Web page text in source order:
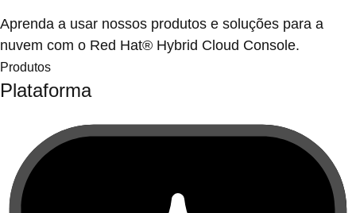
Aprenda a usar nossos produtos e soluções para a
nuvem com o Red Hat® Hybrid Cloud Console.
Produtos
Plataforma